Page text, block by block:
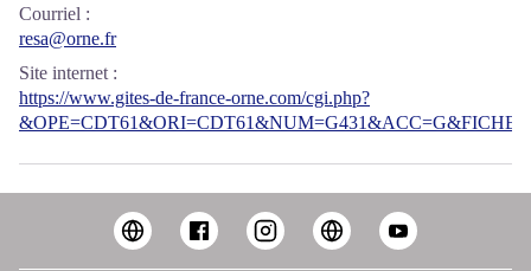
Courriel :
resa@orne.fr
Site internet :
https://www.gites-de-france-orne.com/cgi.php?